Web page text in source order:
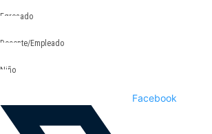
Egresado
Docente/Empleado
Niño
Facebook